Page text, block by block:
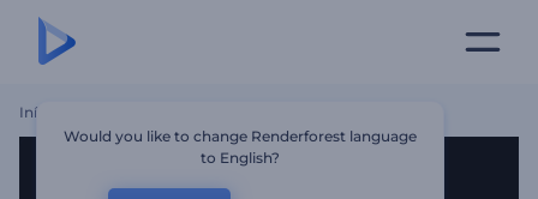
Início
Would you like to change Renderforest language
to English?